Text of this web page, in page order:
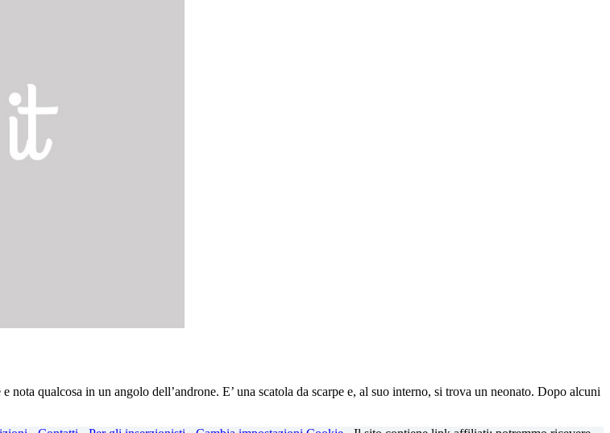
qualcosa in un angolo dell’androne. E’ una scatola da scarpe e, al suo interno, si trova un neonato. Dopo alcuni